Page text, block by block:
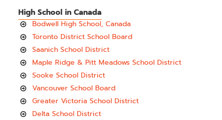
High School in Canada
Bodwell High School, Canada
Toronto District School Board
Saanich School District
Maple Ridge & Pitt Meadows School District
Sooke School District
Vancouver School Board
Greater Victoria School District
Delta School District